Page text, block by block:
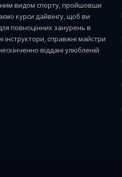
видом спорту, пройшовши
курси дайвінгу, щоб ви
повноцінних занурень в
інструктори, справжні майстри
віддані улюбленій